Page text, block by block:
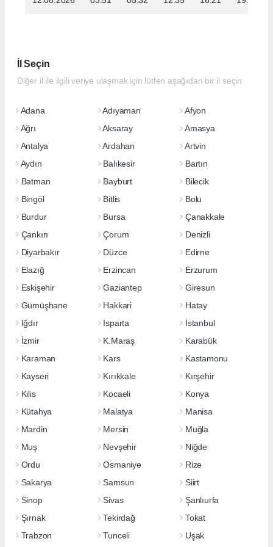
İl Seçin
Diğer il ile ilgili veriye ulaşmak için lütfen aşağıdan bir il seçin
Adana Adıyaman
Afyon
Ağrı
Aksaray
Amasya
Antalya
Ardahan
Artvin
Aydın
Balıkesir
Bartın
Batman
Bayburt
Bilecik
Bingöl
Bitlis
Bolu
Burdur
Bursa
Çanakkale
Çankırı
Çorum
Denizli
Diyarbakır
Düzce
Edirne
Elazığ
Erzincan
Erzurum
Eskişehir
Gaziantep
Giresun
Gümüşhane
Hakkari
Hatay
Iğdır
Isparta
İstanbul
İzmir
K.Maraş
Karabük
Karaman
Kars
Kastamonu
Kayseri
Kırıkkale
Kırşehir
Kilis
Kocaeli
Konya
Kütahya
Malatya
Manisa
Mardin
Mersin
Muğla
Muş
Nevşehir
Niğde
Ordu
Osmaniye
Rize
Sakarya
Samsun
Siirt
Sinop
Sivas
Şanlıurfa
Şırnak
Tekirdağ
Tokat
Trabzon
Tunceli Uşak